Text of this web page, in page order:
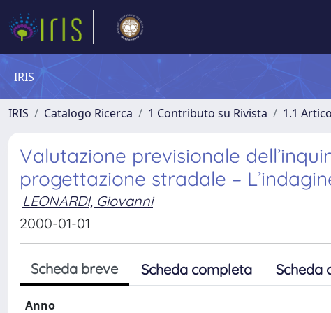
IRIS
IRIS Catalogo Ricerca 1 Contributo su Rivista 1.1
Valutazione previsionale
progettazione stradale –
LEONARDI, Giovanni
2000-01-01
Scheda breve Scheda completa Scheda
Anno